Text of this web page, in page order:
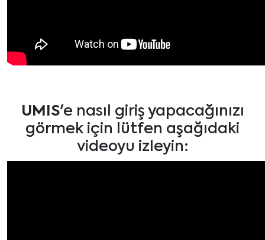
UMIS'e nasıl giriş yapacağınızı
görmek için lütfen aşağıdaki
videoyu izleyin: